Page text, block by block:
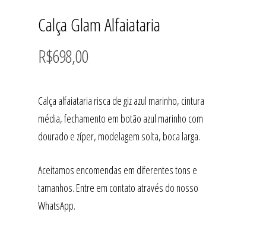
Calça Glam Alfaiataria
R$698,00
Calça alfaiataria risca de giz azul marinho, cintura
média, fechamento em botão azul marinho com
dourado e zíper, modelagem solta, boca larga.
Aceitamos encomendas em diferentes tons e
tamanhos. Entre em contato através do nosso
WhatsApp.